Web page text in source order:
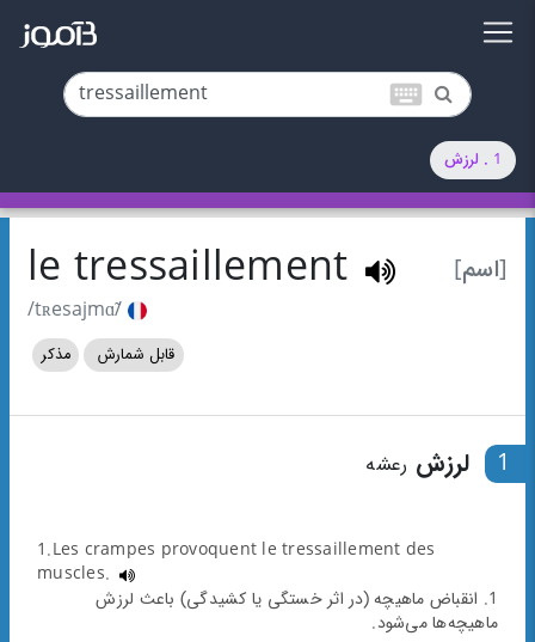
keyboard
1 . لرزش
[اسم] le tressaillement
/tʀesajmɑ̃/
قابل شمارش مذکر
1 لرزش رعشه
1.Les crampes provoquent le tressaillement des
muscles.
1. انقباض ماهیچه (در اثر خستگی یا کشیدگی) باعث لرزش
ماهیچه‌‌ها می‌شود.